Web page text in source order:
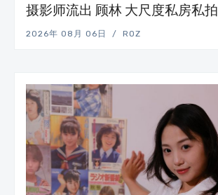
摄影师流出 顾林 大尺度私房私拍
2026年 08月 06日 ROZ